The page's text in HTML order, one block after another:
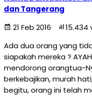
dan Tangerang
21 Feb 2016
15.434
Ada dua orang yang
siapakah mereka ?
mendorong orangtua-
berkebajikan, murah
begitu, orang ini telah